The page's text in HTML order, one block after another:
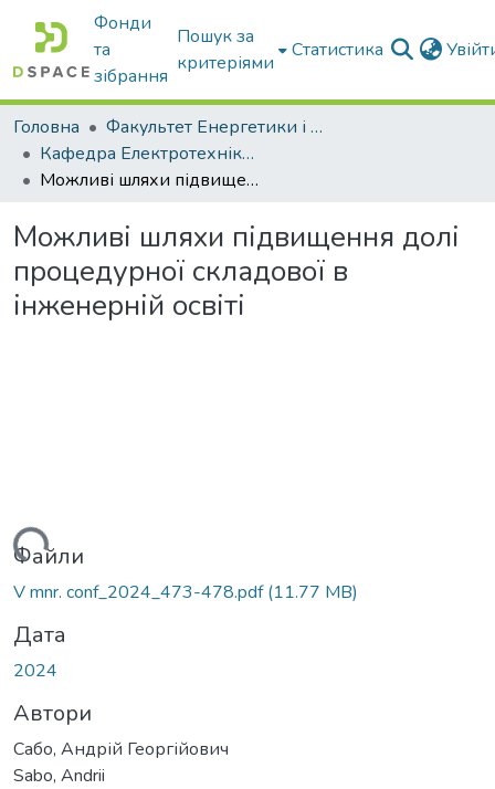
Фонди
та
зібрання
Пошук за
критеріями
Статистика
Головна
Факультет Енергетики і комп'ютерних технологій
Кафедра Електротехніки і електромеханіки ім. проф. В.В. Овчарова
Можливі шляхи підвищення долі процедурної складової в інженерній освіті
Можливі шляхи підвищення долі
процедурної складової в
інженерній освіті
Файли
V mnr. conf_2024_473-478.pdf(11.77 MB)
Дата
2024
Автори
Сабо, Андрій Георгійович
Sabo, Andrii